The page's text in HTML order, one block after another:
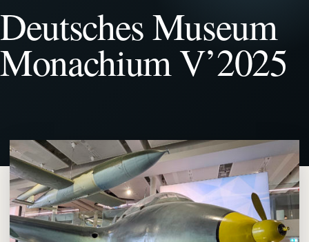
Deutsches Museum
Monachium V’2025